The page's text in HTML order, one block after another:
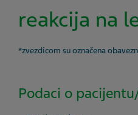
reakcija na
*zvezdicom su označena
Podaci o